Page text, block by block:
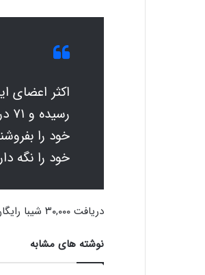
اکثر اعضای
خود را نگه
دریافت ۳۰,۰۰۰ شیبا رایگان
نوشته های مشابه